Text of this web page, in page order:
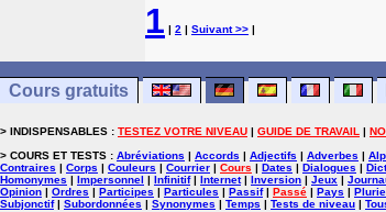
1 | 2 | Suivant >> |
Cours gratuits
> INDISPENSABLES : TESTEZ VOTRE NIVEAU | GUIDE DE TRAVAIL |
> COURS ET TESTS : Abréviations | Accords | Adjectifs | Adverbes |
Contraires | Corps | Couleurs | Courrier | Cours | Dates | Dialogues |
Homonymes | Impersonnel | Infinitif| Internet| Inversion | Jeux |
Opinion | Ordres | Participes | Particules | Passif| Passé | Pays |
Subjonctif| Subordonnées | Synonymes | Temps | Tests de niveau |